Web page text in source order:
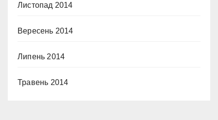
Листопад 2014
Вересень 2014
Липень 2014
Травень 2014